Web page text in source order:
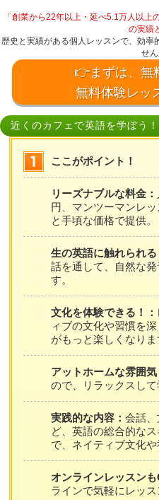
「創業から22年以上・延べ5.1万人以
の実績
歴史と実績がある個人レッスンで、効率
せん
👉まずは、無
無料体験レッ
近くのカフェで英語を学ぼう
ここがポイント！
リーズナブルな料金：
円、マンツーマンレ
と手頃な価格で提供。
生の英語に触れられる
話を通して、自然な
す。
文化を体験できる！：
ィブの文化や習慣を
がもっと楽しくなりま
アットホームな雰囲気
ので、リラックスして
実践的な内容：会話
ど、英語の総合的な
で、ネイティブ文化や
オンラインレッスン
ラインで気軽にレッス